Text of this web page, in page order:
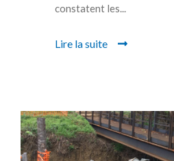
constatent les...
Lire la suite